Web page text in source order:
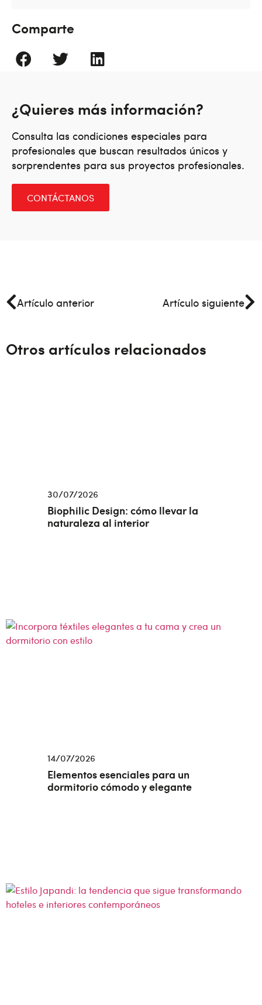
Comparte
¿Quieres más información?
Consulta las condiciones especiales para
profesionales que buscan resultados únicos y
sorprendentes para sus proyectos profesionales.
CONTÁCTANOS
Artículo anterior Artículo siguiente
Otros artículos relacionados
Biophilic Design: cómo llevar la
naturaleza al interior
30/07/2026
Elementos esenciales para un
dormitorio cómodo y elegante
14/07/2026